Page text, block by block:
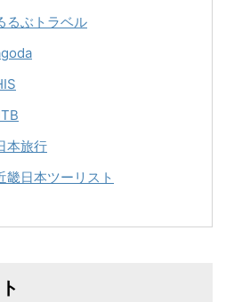
るぶトラベル
本旅行
畿日本ツーリスト